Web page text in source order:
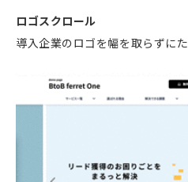
ロゴスクロール
導入企業のロゴを幅を取らずに